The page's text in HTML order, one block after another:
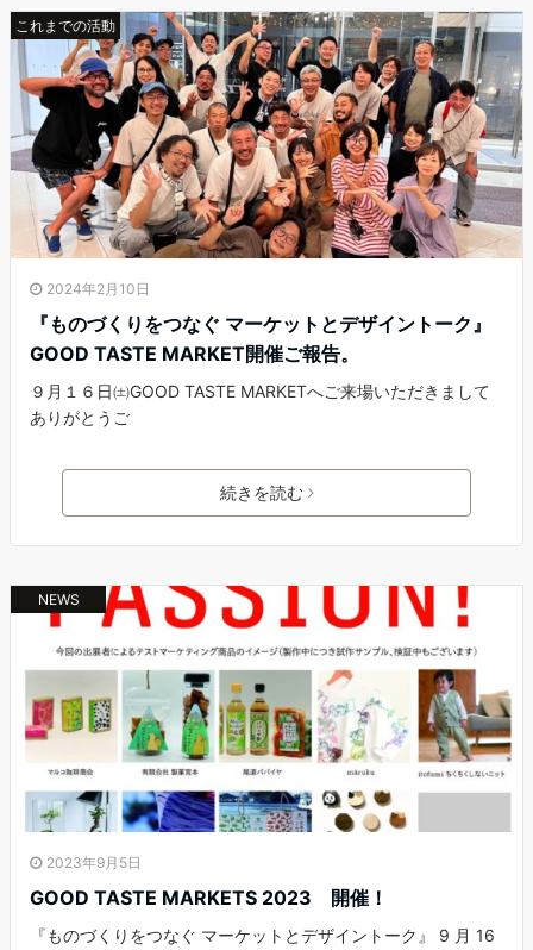
これまでの活動
2024年2月10日
『ものづくりをつなぐ マーケットとデザイントーク』
GOOD TASTE MARKET開催ご報告。
９月１６日㈯GOOD TASTE MARKETへご来場いただきまして
ありがとうご
続きを読む
NEWS
2023年9月5日
GOOD TASTE MARKETS 2023 開催！
『ものづくりをつなぐ マーケットとデザイントーク』 9 月 16